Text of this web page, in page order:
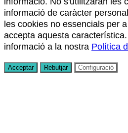
informació de caràcter
les cookies no essencials per
accepta aquesta
informació a la nostra Política
Acceptar Rebutjar Configuració